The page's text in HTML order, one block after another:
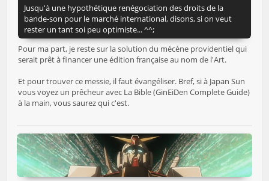
Jusqu'à une hypothétique renégociation des droits de la
bande-son pour le marché international, disons, si on veut
rester un tant soi peu optimiste... ^^;
Pour ma part, je reste sur la solution du mécène providentiel qui
serait prêt à financer une édition française au nom de l'Art.
Et pour trouver ce messie, il faut évangéliser. Bref, si à Japan Sun
vous voyez un prêcheur avec La Bible (GinEiDen Complete Guide)
à la main, vous saurez qui c'est.